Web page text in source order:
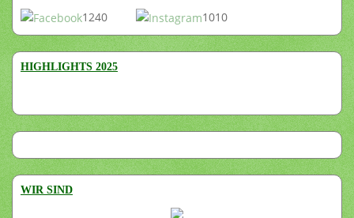
1240 1010
HIGHLIGHTS 2025
WIR SIND